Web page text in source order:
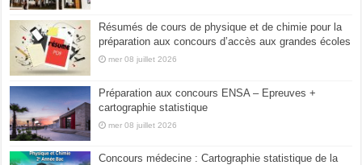
Résumés de cours de physique et de chimie pour la
préparation aux concours d’accès aux grandes écoles
mer 08 juillet 2026
Préparation aux concours ENSA – Epreuves +
cartographie statistique
mer 08 juillet 2026
Concours médecine : Cartographie statistique de la